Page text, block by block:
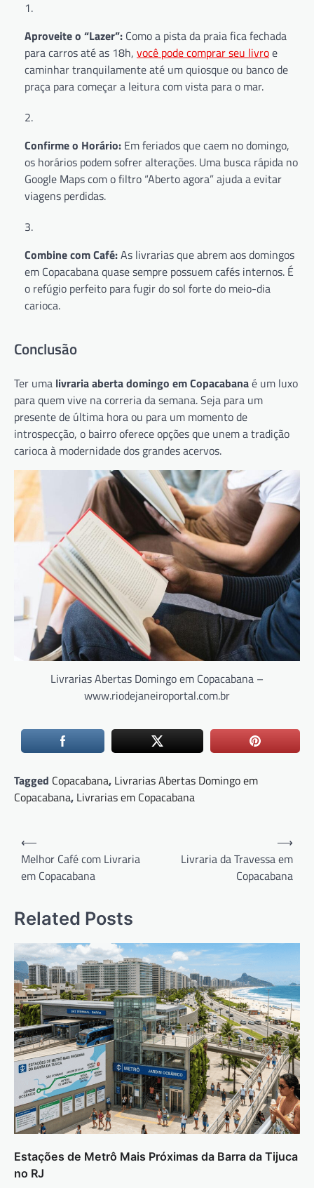
Aproveite o “Lazer”: Como a pista da praia fica fechada
para carros até as 18h, você pode comprar seu livroe
caminhar tranquilamente até um quiosque ou banco de
praça para começar a leitura com vista para o mar.
Confirme o Horário: Em feriados que caem no domingo,
os horários podem sofrer alterações. Uma busca rápida no
Google Maps com o filtro “Aberto agora” ajuda a evitar
viagens perdidas.
Combine com Café:As livrarias que abrem aos domingos
em Copacabana quase sempre possuem cafés internos. É
o refúgio perfeito para fugir do sol forte do meio-dia
carioca.
Conclusão
Ter uma livraria aberta domingo em Copacabanaé um luxo
para quem vive na correria da semana. Seja para um
presente de última hora ou para um momento de
introspecção, o bairro oferece opções que unem a tradição
carioca à modernidade dos grandes acervos.
Livrarias Abertas Domingo em Copacabana –
www.riodejaneiroportal.com.br
Tagged Copacabana, Livrarias Abertas Domingo em
Copacabana, Livrarias em Copacabana
Navegação
de
Post
⟵
Melhor Café com Livraria
em Copacabana
Livraria da Travessa em
Copacabana
⟶
Related Posts
Estações de Metrô Mais Próximas da Barra da Tijuca
no RJ